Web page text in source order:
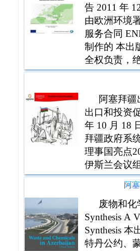
告 2011 年
由欧洲环境
服务合同
制作的 本出
全权负责，
ENPISEIS 项
阿塞拜疆
出口和投资
年 10 月 18
拜疆政府系
理事国亮点
伊斯兰会议
个歌剧院
阿
废物和
Synthesis A
Synthesis
特丹公约、